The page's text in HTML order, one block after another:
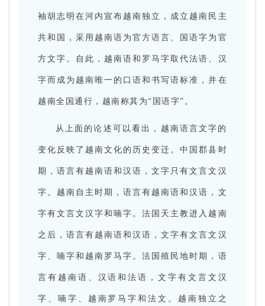
袖胡志明在河内宣布越南独立，成立越南民主
共和国，采用越南语为官方语言、国语字为官
方文字。 自此，越南语和罗马字取代法语、汉
字而成为越南唯一的口语和书写语标准，并在
越南全国通行，越南称其为“国语字”。
从上面的论述可以看出，越南语言文字的
变化反映了越南文化的历史变迁。中国郡县时
期，语言有越南语和汉语，文字只有文言文汉
字。越南自主时期，语言有越南语和汉语，文
字有文言文汉字和喃字。法国天主教进入越南
之后，语言有越南语和汉语，文字有文言文汉
字、喃字和越南罗马字。法国殖民地时期，语
言有越南语、汉语和法语，文字有文言文汉
字、喃字、越南罗马字和法文。越南独立之